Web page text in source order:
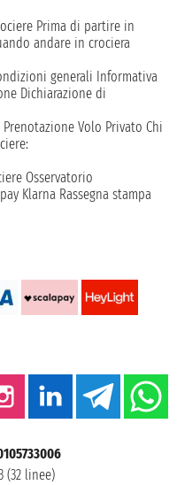
Prima di partire in
andare in crociera
generali Informativa
Dichiarazione di
Prenotazione Volo Privato Chi
Osservatorio
Klarna Rassegna stampa
(32 linee)